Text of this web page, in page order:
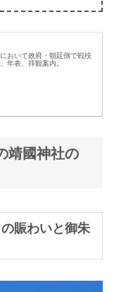
おいて政府・朝廷側で戦歿
年表、拝観案内。
靖國神社の
賑わいと御朱